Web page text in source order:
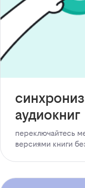
аудиокниг
переключайтесь
версиями книги